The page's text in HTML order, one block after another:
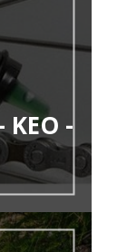
KEO -